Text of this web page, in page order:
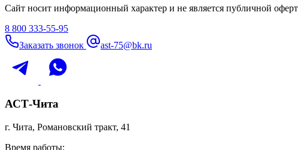
Сайт носит информационный характер и не является публичной
8 800 333-55-95
Заказать звонок
ast-75@bk.ru
АСТ-Чита
г. Чита, Романовский тракт, 41
Время работы: